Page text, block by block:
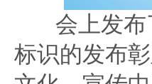
会上发
标识的发布